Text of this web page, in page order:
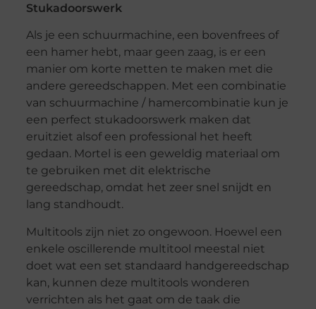
Stukadoorswerk
Als je een schuurmachine, een bovenfrees of
een hamer hebt, maar geen zaag, is er een
manier om korte metten te maken met die
andere gereedschappen. Met een combinatie
van schuurmachine / hamercombinatie kun je
een perfect stukadoorswerk maken dat
eruitziet alsof een professional het heeft
gedaan. Mortel is een geweldig materiaal om
te gebruiken met dit elektrische
gereedschap, omdat het zeer snel snijdt en
lang standhoudt.
Multitools zijn niet zo ongewoon. Hoewel een
enkele oscillerende multitool meestal niet
doet wat een set standaard handgereedschap
kan, kunnen deze multitools wonderen
verrichten als het gaat om de taak die